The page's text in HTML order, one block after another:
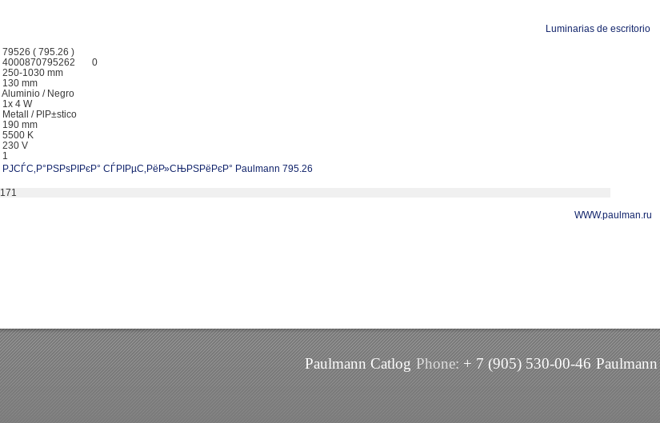
Luminarias de escritorio
79526 ( 795.26 )
4000870795262 0
250-1030 mm
130 mm
Aluminio / Negro
1x 4 W
Metall / PlР±stico
190 mm
5500 K
230 V
1
РЈСЃС‚Р°РЅРѕРІРєР° СЃРІРµС‚РёР»СЊРЅРёРєР° Paulmann 795.26
171
WWW.paulman.ru
Paulmann Catlog Phone:+ 7 (905) 530-00-46 Paulmann